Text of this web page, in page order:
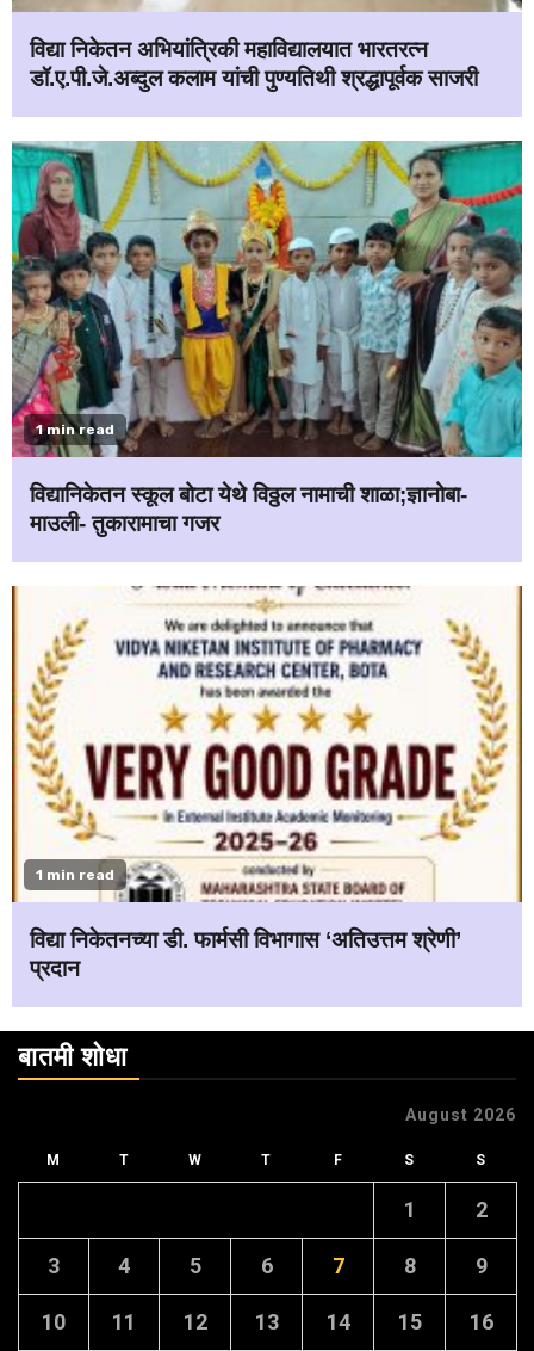
विद्या निकेतन अभियांत्रिकी महाविद्यालयात भारतरत्न
डॉ.ए.पी.जे.अब्दुल कलाम यांची पुण्यतिथी श्रद्धापूर्वक साजरी
1 min read
विद्यानिकेतन स्कूल बोटा येथे विठ्ठल नामाची शाळा;ज्ञानोबा-
माउली- तुकारामाचा गजर
1 min read
विद्या निकेतनच्या डी. फार्मसी विभागास ‘अतिउत्तम श्रेणी’
प्रदान
बातमी शोधा
August 2026
M T W T F S S
1 2
3 4 5 6 7 8 9
10 11 12 13 14 15 16